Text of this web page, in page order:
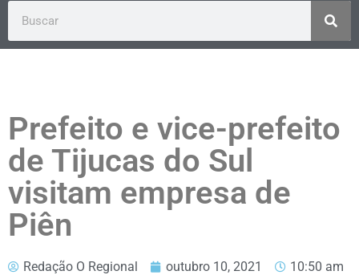
Prefeito e vice-prefeito
de Tijucas do Sul
visitam empresa de
Piên
Redação O Regional outubro 10, 2021 10:50 am